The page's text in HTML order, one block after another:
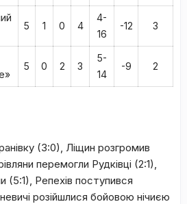
5 1 0 4
4-
16
-12 3
5 0 2 3
5-
14
-9 2
(3:0), Ліщин розгромив
перемогли Рудківці (2:1),
(5:1), Репехів поступився
розійшлися бойовою нічиєю